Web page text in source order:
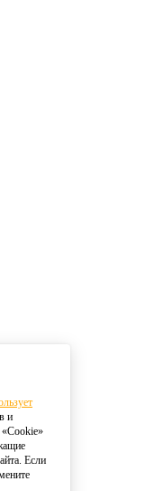
и
«Cookie»
Если